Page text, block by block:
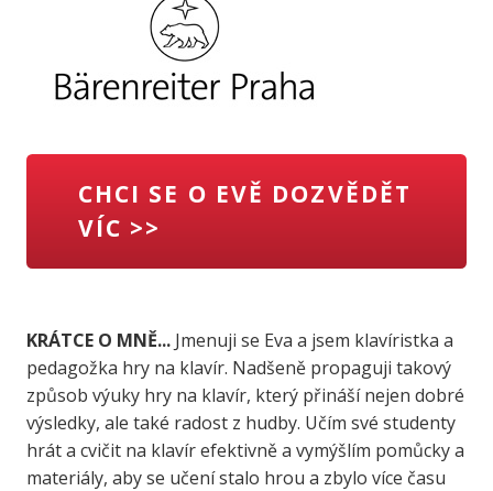
CHCI SE O EVĚ DOZVĚDĚT
VÍC >>
KRÁTCE O MNĚ...Jmenuji se Eva a jsem klavíristka a
pedagožka hry na klavír. Nadšeně propaguji takový
způsob výuky hry na klavír, který přináší nejen dobré
výsledky, ale také radost z hudby. Učím své studenty
hrát a cvičit na klavír efektivně a vymýšlím pomůcky a
materiály, aby se učení stalo hrou a zbylo více času